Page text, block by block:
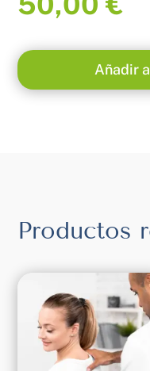
Añadir
Productos